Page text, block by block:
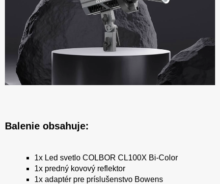
Balenie obsahuje:
1x Led svetlo COLBOR CL100X Bi-Color
1x predný kovový reflektor
1x adaptér pre príslušenstvo Bowens